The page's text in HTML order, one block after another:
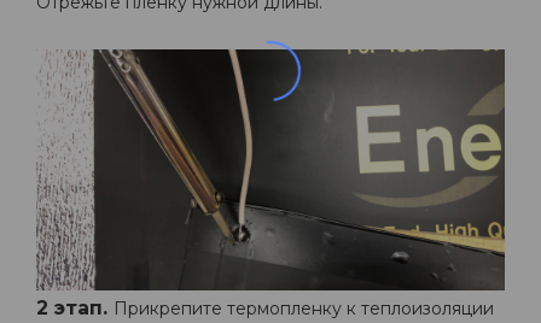
2 этап. Прикрепите термопленку к теплоизоляции